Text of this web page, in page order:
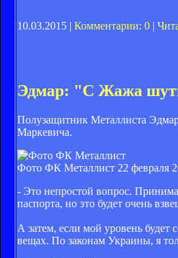
10.03.2015 | Комментарии: 0 |
Эдмар: "С Жажа
Полузащитник Металлиста
Маркевича.
Фото ФК Металлист 22 февраля
- Это непростой вопрос.
паспорта, но это будет очень
А затем, если мой уровень будет
вещах. По законам Украины, я